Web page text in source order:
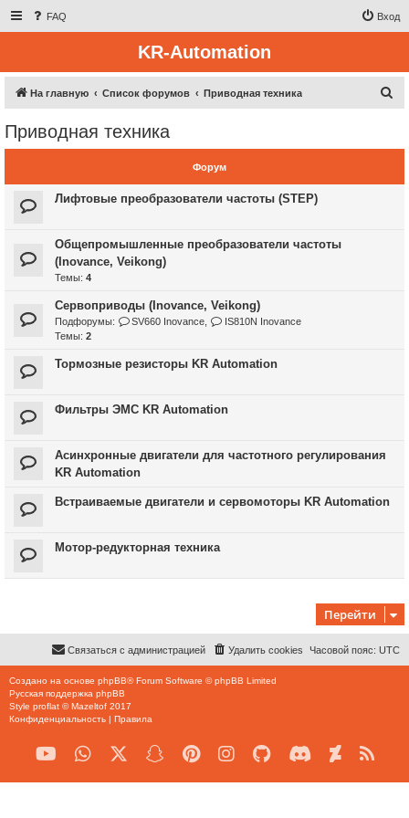
FAQ Вход
KR-Automation
На главную Список форумов Приводная техника
Приводная техника
Форум
Лифтовые преобразователи частоты (STEP)
Общепромышленные преобразователи частоты
(Inovance, Veikong)
Темы: 4
Сервоприводы (Inovance, Veikong)
Подфорумы: SV660 Inovance
IS810N Inovance
Темы: 2
Тормозные резисторы KR Automation
Фильтры ЭМС KR Automation
Асинхронные двигатели для частотного регулирования
KR Automation
Встраиваемые двигатели и сервомоторы KR Automation
Мотор-редукторная техника
Перейти
Часовой пояс: UTC
Удалить cookies
Связаться с администрацией
Создано на основе phpBB® Forum Software © phpBB Limited
Русская поддержка phpBB
Style proflat ©Mazeltof 2017
Конфиденциальность | Правила